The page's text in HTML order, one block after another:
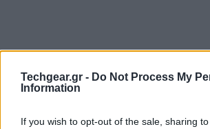
Techgear.gr - Do Not Process My
Information
If you wish to opt-out of the sale, sharing